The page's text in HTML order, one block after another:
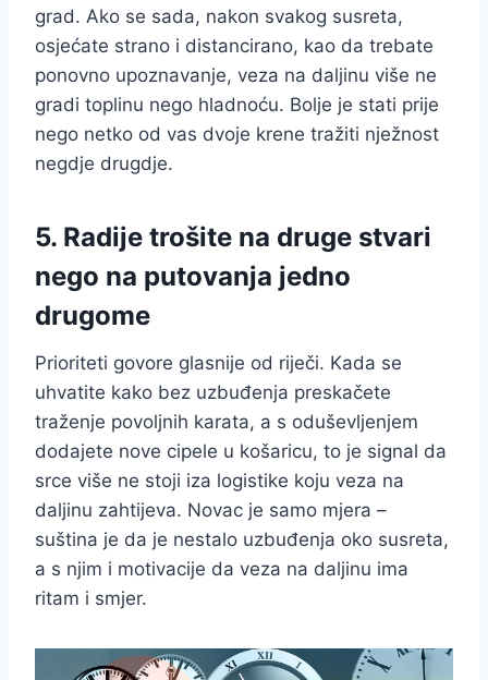
grad. Ako se sada, nakon svakog susreta,
osjećate strano i distancirano, kao da trebate
ponovno upoznavanje, veza na daljinu više ne
gradi toplinu nego hladnoću. Bolje je stati prije
nego netko od vas dvoje krene tražiti nježnost
negdje drugdje.
5. Radije trošite na druge stvari
nego na putovanja jedno
drugome
Prioriteti govore glasnije od riječi. Kada se
uhvatite kako bez uzbuđenja preskačete
traženje povoljnih karata, a s oduševljenjem
dodajete nove cipele u košaricu, to je signal da
srce više ne stoji iza logistike koju veza na
daljinu zahtijeva. Novac je samo mjera –
suština je da je nestalo uzbuđenja oko susreta,
a s njim i motivacije da veza na daljinu ima
ritam i smjer.